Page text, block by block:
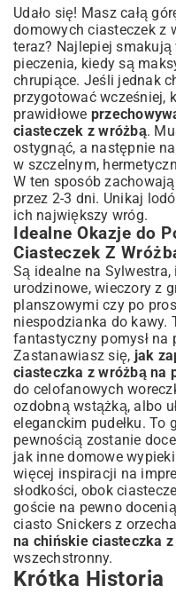
Udało się! Masz całą
domowych ciasteczek z
teraz? Najlepiej smakują
pieczenia, kiedy są
chrupiące. Jeśli jednak
przygotować wcześniej,
prawidłowe
ciasteczek z wróżbą.
ostygnąć, a następnie
w szczelnym,
W ten sposób
przez 2-3 dni. Unikaj
ich największy wróg.
Idealne Okazje do
Ciasteczek Z
Są idealne na Sylwestra,
urodzinowe, wieczory z
planszowymi czy po
niespodzianka do kawy.
fantastyczny pomysł na
Zastanawiasz się, jak
ciasteczka z wróżbą na
do celofanowych
ozdobną wstążką, albo
eleganckim pudełku. To
pewnością zostanie
jak inne domowe
więcej inspiracji na
słodkości, obok
goście na pewno docenią
ciasto Snickers z
na chińskie ciasteczka
wszechstronny.
Krótka Historia